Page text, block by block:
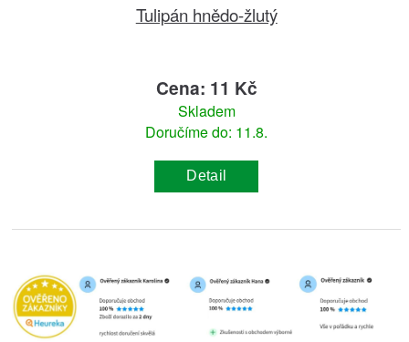
Tulipán hnědo-žlutý
Cena: 11 Kč
Skladem
Doručíme do: 11.8.
Detail